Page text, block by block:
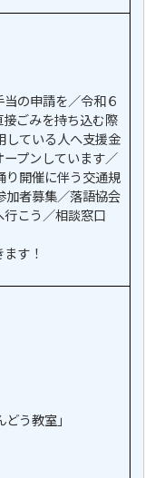
の申請を／令和６
ごみを持ち込む際
している人へ支援金
プンしています／
り開催に伴う交通規
加者募集／落語協会
こう／相談窓口
す！
う教室」